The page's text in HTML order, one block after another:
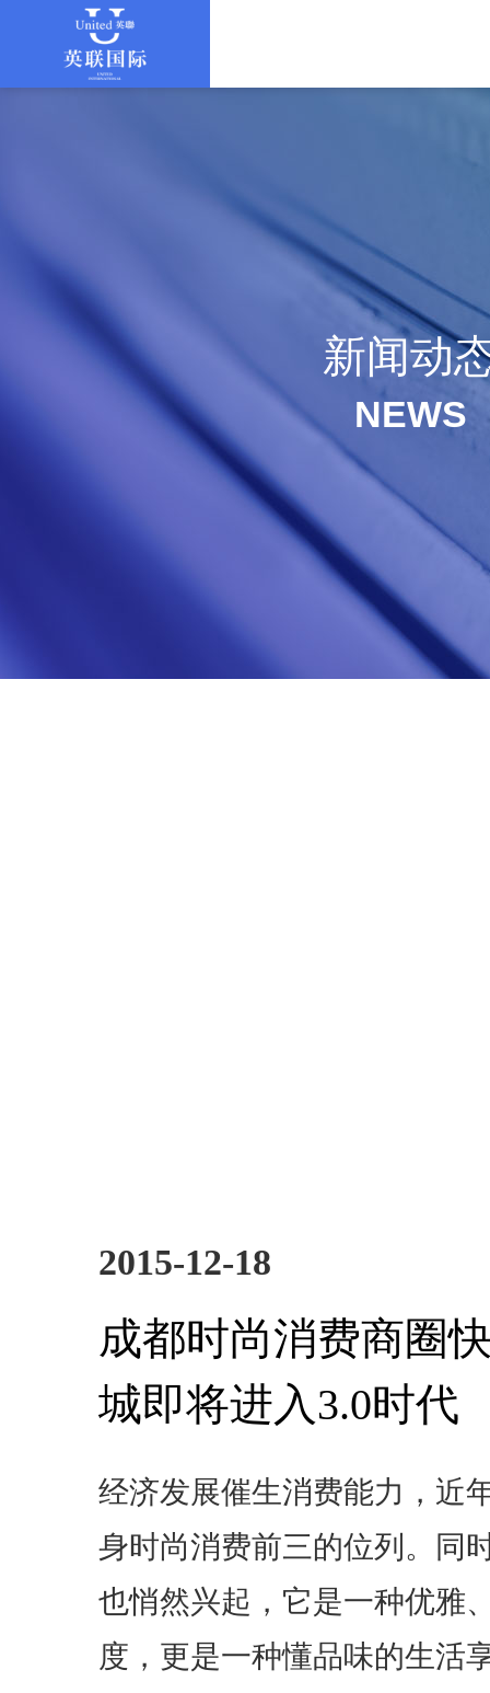
新闻动
NEWS
2015-12-18
成都时尚消费商圈
城即将进入3.0时代
经济发展催生消费能力，近
身时尚消费前三的位列。同
也悄然兴起，它是一种优雅
度，更是一种懂品味的生活